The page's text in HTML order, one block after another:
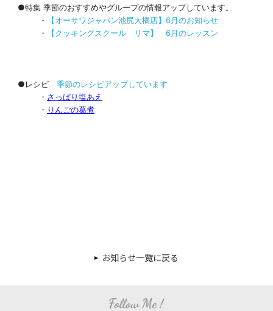
●特集 季節のおすすめやグループの情報アップしています。
・
【オーサワジャパン池尻大橋店】6月のお知らせ
・
【クッキングスクール リマ】 6月のレッスン
●レシピ 季節のレシピアップしています
・ さっぱり塩あえ
・ りんごの葛煮
お知らせ一覧に戻る